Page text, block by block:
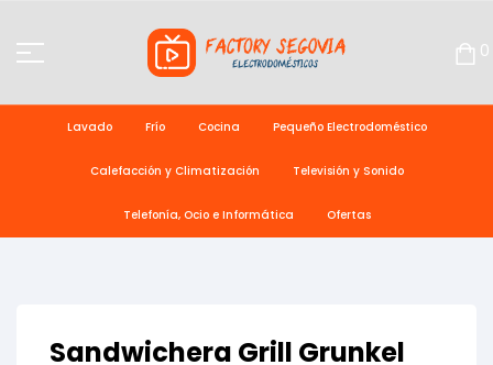
0
Lavado Frío Cocina Pequeño Electrodoméstico
Calefacción y Climatización Televisión y Sonido
Telefonía, Ocio e Informática Ofertas
Sandwichera Grill Grunkel